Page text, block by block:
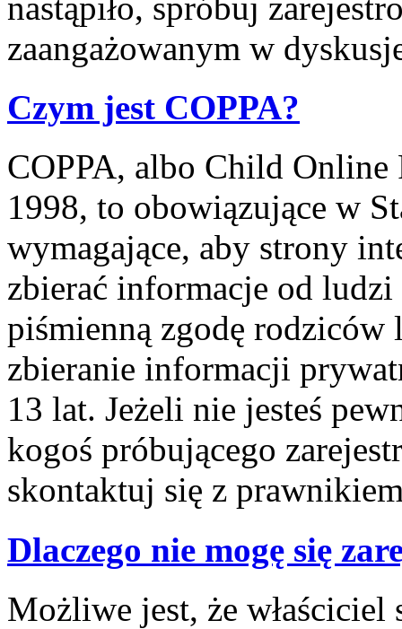
zaangażowanym w
Czym jest COPPA?
COPPA, albo Child
1998, to obowiązujące w
wymagające, aby strony
zbierać informacje od
piśmienną zgodę
zbieranie informacji
13 lat. Jeżeli nie jesteś
kogoś próbującego
skontaktuj się z
Dlaczego nie mogę się
Możliwe jest, że właściciel